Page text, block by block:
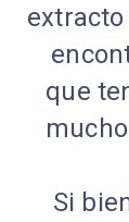
que
Si